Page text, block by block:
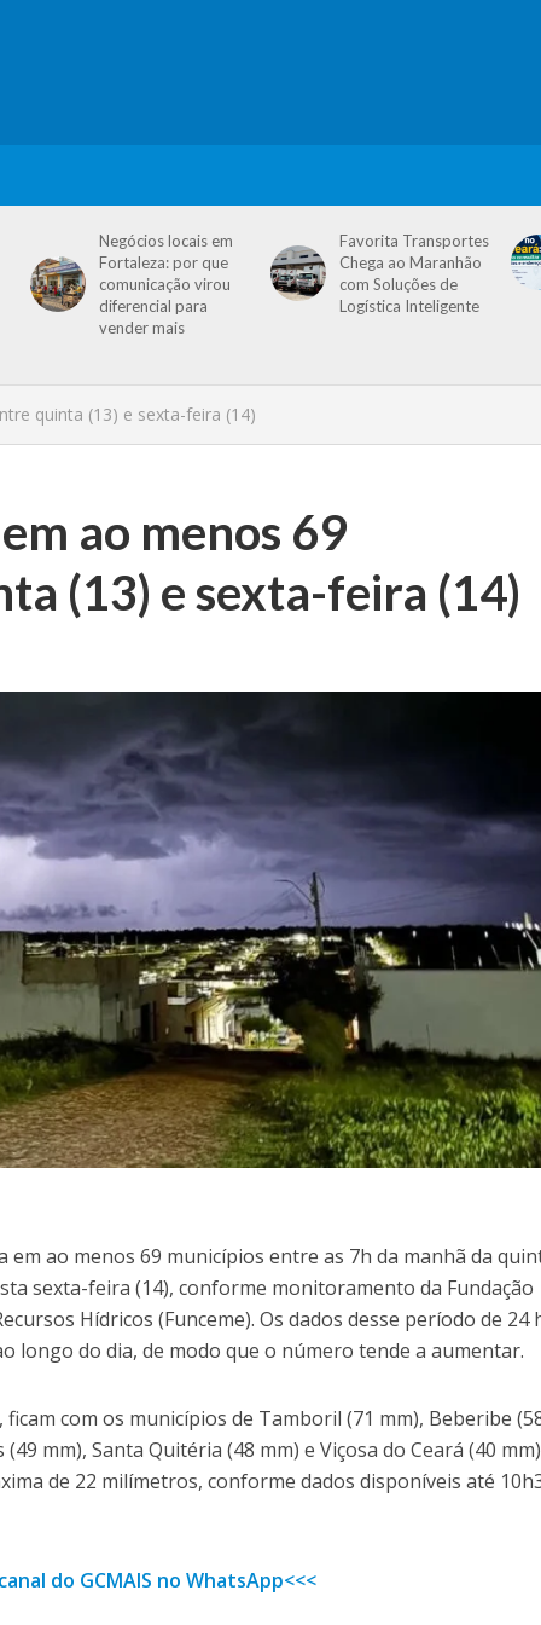
Negócios locais em
Fortaleza: por que
comunicação virou
diferencial para
vender mais
Favorita Transportes
Chega ao Maranhão
com Soluções de
Logística Inteligente
quinta (13) e sexta-feira (14)
ao menos 69
(13) e sexta-feira (14)
em ao menos 69 municípios entre as 7h da manhã da
sexta-feira (14), conforme monitoramento da Fundação
Hídricos (Funceme). Os dados desse período de 24
longo do dia, de modo que o número tende a aumentar.
com os municípios de Tamboril (71 mm), Beberibe
mm), Santa Quitéria (48 mm) e Viçosa do Ceará (40
de 22 milímetros, conforme dados disponíveis até
do GCMAIS no WhatsApp<<<